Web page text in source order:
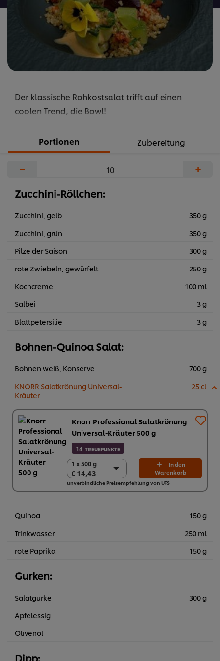
Der klassische Rohkostsalat trifft auf einen
coolen Trend, die Bowl!
Portionen Zubereitung
− +
Zucchini-Röllchen:
Zucchini, gelb
350 g
Zucchini, grün
350 g
Pilze der Saison
300 g
rote Zwiebeln, gewürfelt
250 g
Kochcreme
100 ml
Salbei
3 g
Blattpetersilie
3 g
Bohnen-Quinoa Salat:
Bohnen weiß, Konserve
700 g
KNORR Salatkrönung Universal-
Kräuter
25 cl
Knorr Professional Salatkrönung
Universal-Kräuter 500 g
14 TREUEPUNKTE
1 x 500 g
€ 14,43
1 x 500 g
€ 14,43
6 x 500 g
In den
Warenkorb
unverbindliche Preisempfehlung von UFS
Quinoa
150 g
Trinkwasser
250 ml
rote Paprika
150 g
Gurken:
Salatgurke
300 g
Apfelessig
Olivenöl
Dipp: